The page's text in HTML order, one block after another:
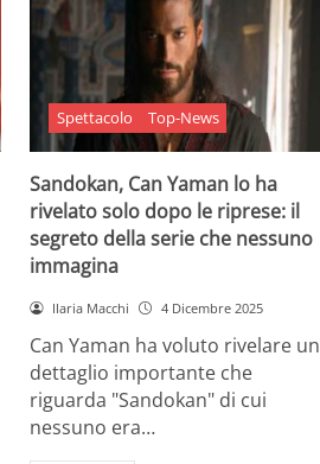
Spettacolo Top-News
Sandokan, Can Yaman lo ha
rivelato solo dopo le riprese: il
segreto della serie che nessuno
immagina
Ilaria Macchi 4 Dicembre 2025
Can Yaman ha voluto rivelare un
dettaglio importante che
riguarda "Sandokan" di cui
nessuno era…